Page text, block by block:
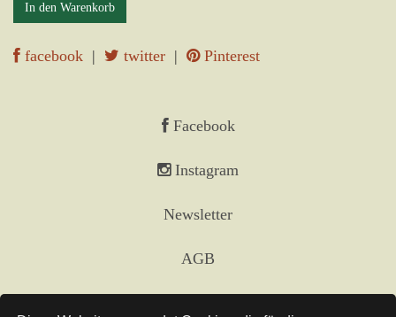
In den Warenkorb
facebook | twitter | Pinterest
Facebook
Instagram
Newsletter
AGB